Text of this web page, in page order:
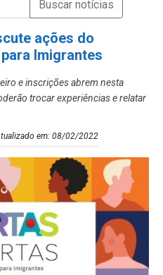
ações do
Imigrantes
e inscrições abrem nesta
trocar experiências e relatar
em: 08/02/2022